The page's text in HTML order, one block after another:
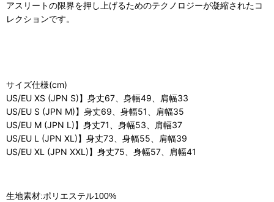
アスリートの限界を押し上げるためのテクノロジーが凝縮されたコ
レクションです。
サイズ仕様(cm)
US/EU XS (JPN S)】身丈67、身幅49、肩幅33
US/EU S (JPN M)】身丈69、身幅51、肩幅35
US/EU M (JPN L)】身丈71、身幅53、肩幅37
US/EU L (JPN XL)】身丈73、身幅55、肩幅39
US/EU XL (JPN XXL)】身丈75、身幅57、肩幅41
生地素材:ポリエステル100%